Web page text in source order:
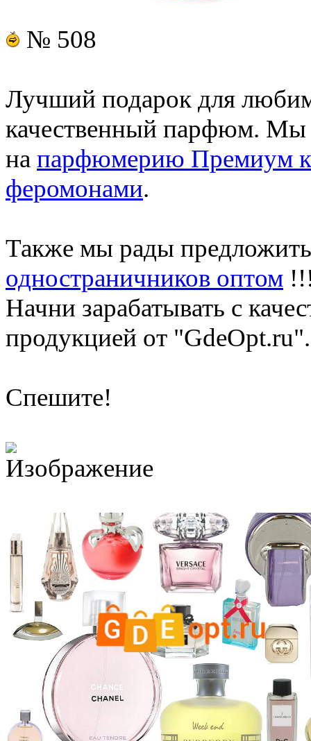
№ 508
Лучший подарок для
качественный парфюм. Мы
на парфюмерию Премиум
феромонами.
Также мы рады
одностраничников оптом
Начни зарабатывать с
продукцией от "GdeOpt.ru".
Спешите!